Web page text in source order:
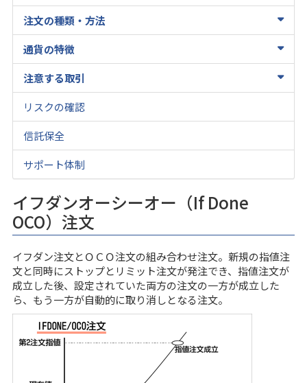
注文の種類・方法
通貨の特徴
注意する取引
リスクの確認
信託保全
サポート体制
イフダンオーシーオー（If Done
OCO）注文
イフダン注文とＯＣＯ注文の組み合わせ注文。新規の指値注
文と同時にストップとリミット注文が発注でき、指値注文が
成立した後、設定されていた両方の注文の一方が成立した
ら、もう一方が自動的に取り消しとなる注文。